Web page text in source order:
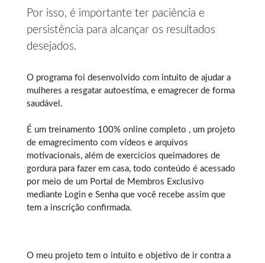
Por isso, é importante ter paciência e
persistência para alcançar os resultados
desejados.
O programa foi desenvolvido com intuito de ajudar a
mulheres a resgatar autoestima, e emagrecer de forma
saudável .
É um treinamento 100% online completo , um projeto
de emagrecimento com vídeos e arquivos
motivacionais, além de exercícios queimadores de
gordura para fazer em casa, todo conteúdo é acessado
por meio de um Portal de Membros Exclusivo
mediante Login e Senha que você recebe assim que
tem a inscrição confirmada.
O meu projeto tem o intuito e objetivo de ir contra a